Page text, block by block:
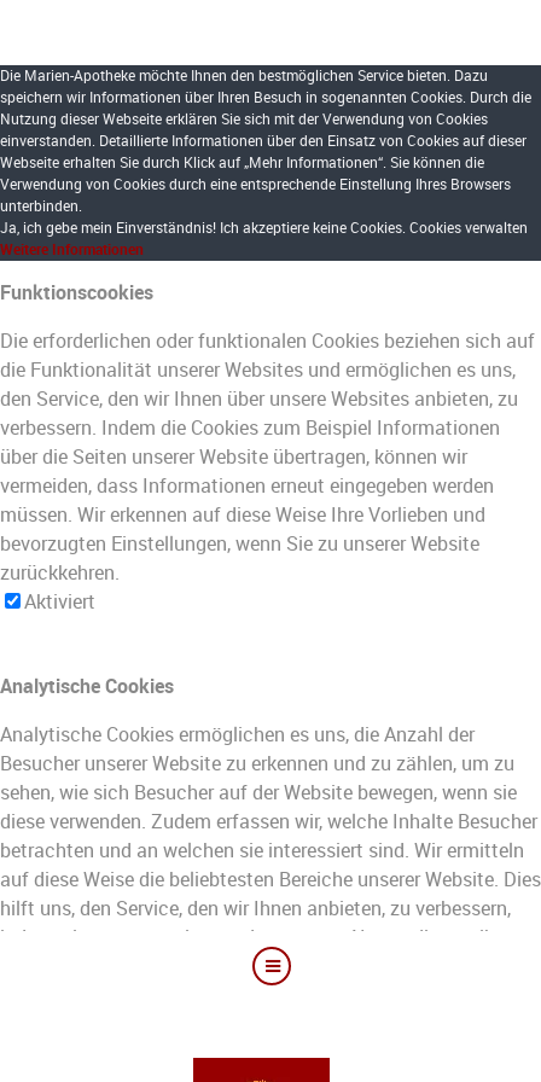
Die Marien-Apotheke möchte Ihnen den bestmöglichen Service bieten. Dazu
speichern wir Informationen über Ihren Besuch in sogenannten Cookies. Durch die
Nutzung dieser Webseite erklären Sie sich mit der Verwendung von Cookies
einverstanden. Detaillierte Informationen über den Einsatz von Cookies auf dieser
Webseite erhalten Sie durch Klick auf „Mehr Informationen“. Sie können die
Verwendung von Cookies durch eine entsprechende Einstellung Ihres Browsers
unterbinden.
Ja, ich gebe mein Einverständnis! Ich akzeptiere keine Cookies. Cookies verwalten
Weitere Informationen
Funktionscookies
Analytische Cookies
Social Media
Zielgerichtete Werbecookies
Erweiterte Cookie Einstellungen
Funktionscookies
Die erforderlichen oder funktionalen Cookies beziehen sich auf
die Funktionalität unserer Websites und ermöglichen es uns,
den Service, den wir Ihnen über unsere Websites anbieten, zu
verbessern. Indem die Cookies zum Beispiel Informationen
über die Seiten unserer Website übertragen, können wir
vermeiden, dass Informationen erneut eingegeben werden
müssen. Wir erkennen auf diese Weise Ihre Vorlieben und
bevorzugten Einstellungen, wenn Sie zu unserer Website
zurückkehren.
Aktiviert
Analytische Cookies
Analytische Cookies ermöglichen es uns, die Anzahl der
Besucher unserer Website zu erkennen und zu zählen, um zu
sehen, wie sich Besucher auf der Website bewegen, wenn sie
diese verwenden. Zudem erfassen wir, welche Inhalte Besucher
betrachten und an welchen sie interessiert sind. Wir ermitteln
auf diese Weise die beliebtesten Bereiche unserer Website. Dies
hilft uns, den Service, den wir Ihnen anbieten, zu verbessern,
indem wir uns vergewissern, dass unsere Nutzer die von ihnen
gesuchten Informationen finden. Dabei werden anonymisierte